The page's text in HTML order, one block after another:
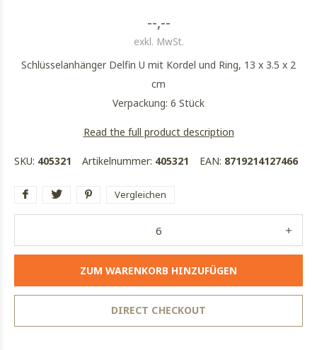
--,--
exkl. MwSt.
Schlüsselanhänger Delfin U mit Kordel und Ring, 13 x 3.5 x 2
cm
Verpackung: 6 Stück
Read the full product description
SKU: 405321 Artikelnummer: 405321 EAN: 8719214127466
Vergleichen
ZUM WARENKORB HINZUFÜGEN
DIRECT CHECKOUT